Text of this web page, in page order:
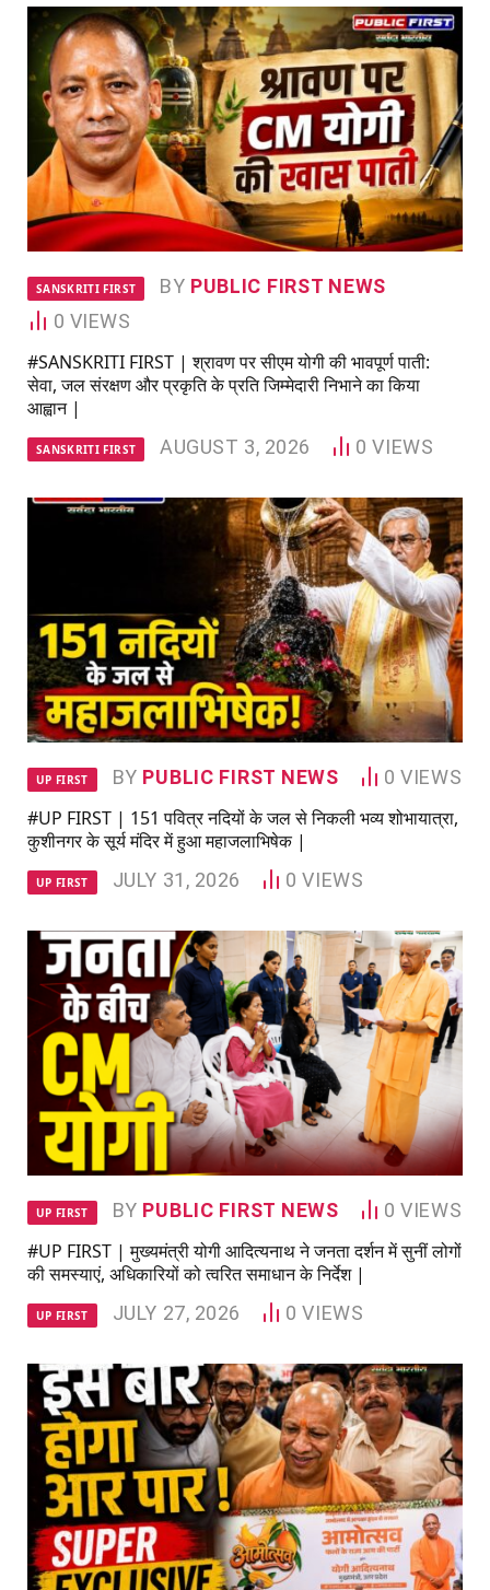
SANSKRITI FIRST BY PUBLIC FIRST NEWS
0 VIEWS
#SANSKRITI FIRST | श्रावण पर सीएम योगी की भावपूर्ण पाती:
सेवा, जल संरक्षण और प्रकृति के प्रति जिम्मेदारी निभाने का किया
आह्वान |
SANSKRITI FIRST AUGUST 3, 2026 0VIEWS
UP FIRST BY PUBLIC FIRST NEWS 0VIEWS
#UP FIRST | 151 पवित्र नदियों के जल से निकली भव्य शोभायात्रा,
कुशीनगर के सूर्य मंदिर में हुआ महाजलाभिषेक |
UP FIRST JULY 31, 2026 0VIEWS
UP FIRST BY PUBLIC FIRST NEWS 0VIEWS
#UP FIRST | मुख्यमंत्री योगी आदित्यनाथ ने जनता दर्शन में सुनीं लोगों
की समस्याएं, अधिकारियों को त्वरित समाधान के निर्देश |
UP FIRST JULY 27, 2026 0VIEWS